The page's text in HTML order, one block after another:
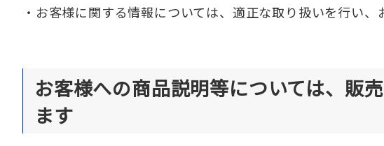
・お客様に関する情報については、適正な取り扱いを行い、
お客様への商品説明等については、販
ます